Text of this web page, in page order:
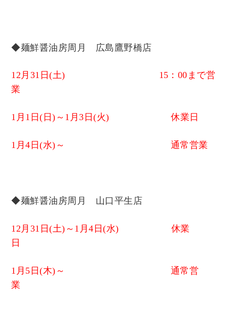
◆麺鮮醤油房周月 広島鷹野橋店
12月31日(土) 15：00まで営
業
1月1日(日)～1月3日(火) 休業日
1月4日(水)～ 通常営業
◆麺鮮醤油房周月 山口平生店
12月31日(土)～1月4日(水) 休業
日
1月5日(木)～ 通常営
業